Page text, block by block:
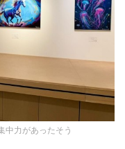
中力があったそう